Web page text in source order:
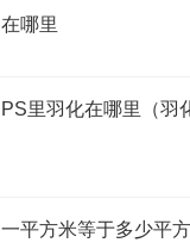
在哪里
PS里羽化在哪里（羽
一平方米等于多少平